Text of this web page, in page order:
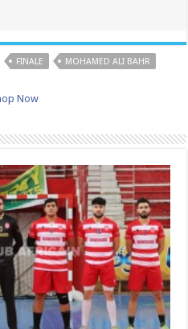
FINALE MOHAMED ALI BAHR